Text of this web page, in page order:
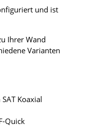
und ist
Ihrer Wand
Varianten
Koaxial
Quick